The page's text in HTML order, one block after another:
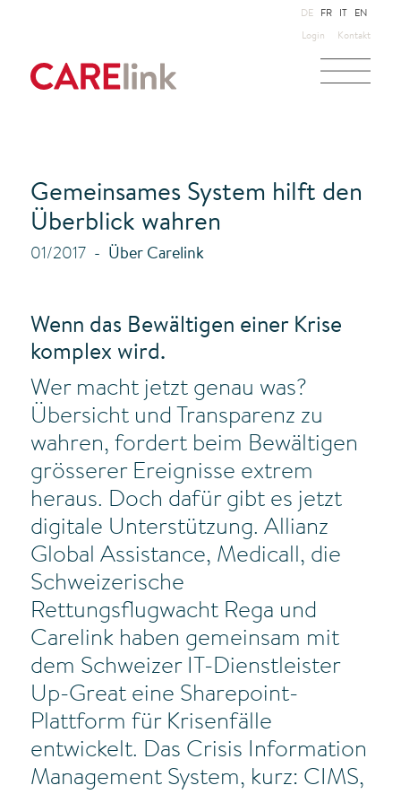
Login Kontakt
DE FR EN
Gemeinsames System hilft den
Überblick wahren
01/2017 Über Carelink
Wenn das Bewältigen einer Krise
komplex wird.
Wer macht jetzt genau was?
Übersicht und Transparenz zu
wahren, fordert beim Bewältigen
grösserer Ereignisse extrem
heraus. Doch dafür gibt es jetzt
digitale Unterstützung. Allianz
Global Assistance, Medicall, die
Schweizerische
Rettungsflugwacht Rega und
Carelink haben gemeinsam mit
dem Schweizer IT-Dienstleister
Up-Great eine Sharepoint-
Plattform für Krisenfälle
entwickelt. Das Crisis Information
Management System, kurz: CIMS,